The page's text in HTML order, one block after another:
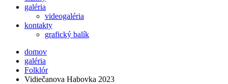
galéria
videogaléria
kontakty
grafický balík
domov
galéria
Folklór
Vidiečanova Habovka 2023